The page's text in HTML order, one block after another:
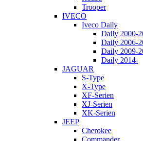
Trooper
IVECO
Iveco Daily
Daily 2000-
Daily 2006-
Daily 2009-
Daily 2014-
JAGUAR
S-Type
X-Type
XF-Serien
XJ-Serien
XK-Serien
JEEP
Cherokee
Commander